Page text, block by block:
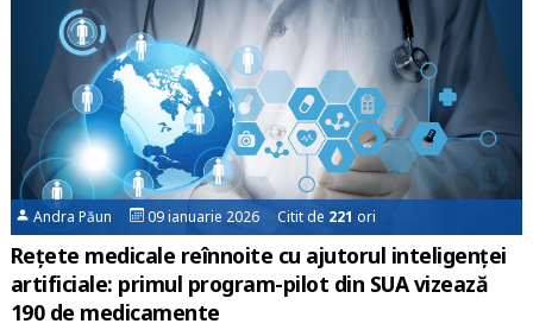
Andra Păun 09 ianuarie 2026 Citit de 221 ori
Rețete medicale reînnoite cu ajutorul inteligenței
artificiale: primul program-pilot din SUA vizează
190 de medicamente